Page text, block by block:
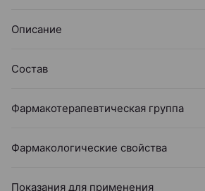
Описание
Состав
Фармакотерапевтическая группа
Фармакологические свойства
Показания для применения